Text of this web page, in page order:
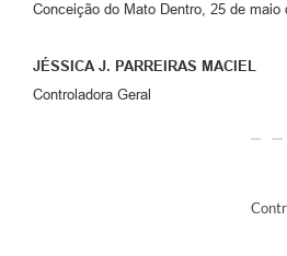
Conceição do Mato Dentro, 25 de maio
JÉSSICA J. PARREIRAS MACIEL
Controladora Geral